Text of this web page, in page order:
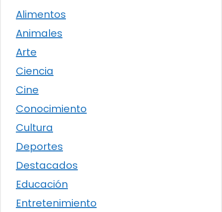
Alimentos
Animales
Arte
Ciencia
Cine
Conocimiento
Cultura
Deportes
Destacados
Educación
Entretenimiento